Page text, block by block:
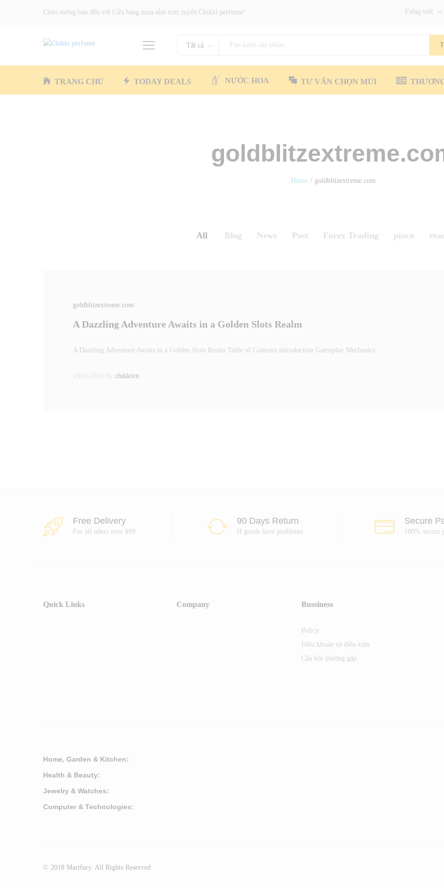
Chào mừng bạn đến với Cửa hàng mua sắm trực tuyến Chikki perfume! Tiếng việt
Tất cả
TRANG CHỦ TODAY DEALS NƯỚC HOA TƯ VẤN CHỌN MÙI
Home / goldblitzextreme.com
All Blog News Post Forex Trading pinco
goldblitzextreme.com
A Dazzling Adventure Awaits in a Golden Slots Realm
A Dazzling Adventure Awaits in a Golden Slots Realm Table of Contents Introduction Gameplay Mechanics…
19/11/2025 by chikkivn
Free Delivery
For all oders over $99
90 Days Return
If goods have problems
Secure
100% secure
Quick Links Company Bussiness
Policy
Điều khoản và điều kiện
Câu hỏi thường gặp
Home, Garden & Kitchen:
Health & Beauty:
Jewelry & Watches:
Computer & Technologies:
© 2018 Martfury. All Rights Reserved